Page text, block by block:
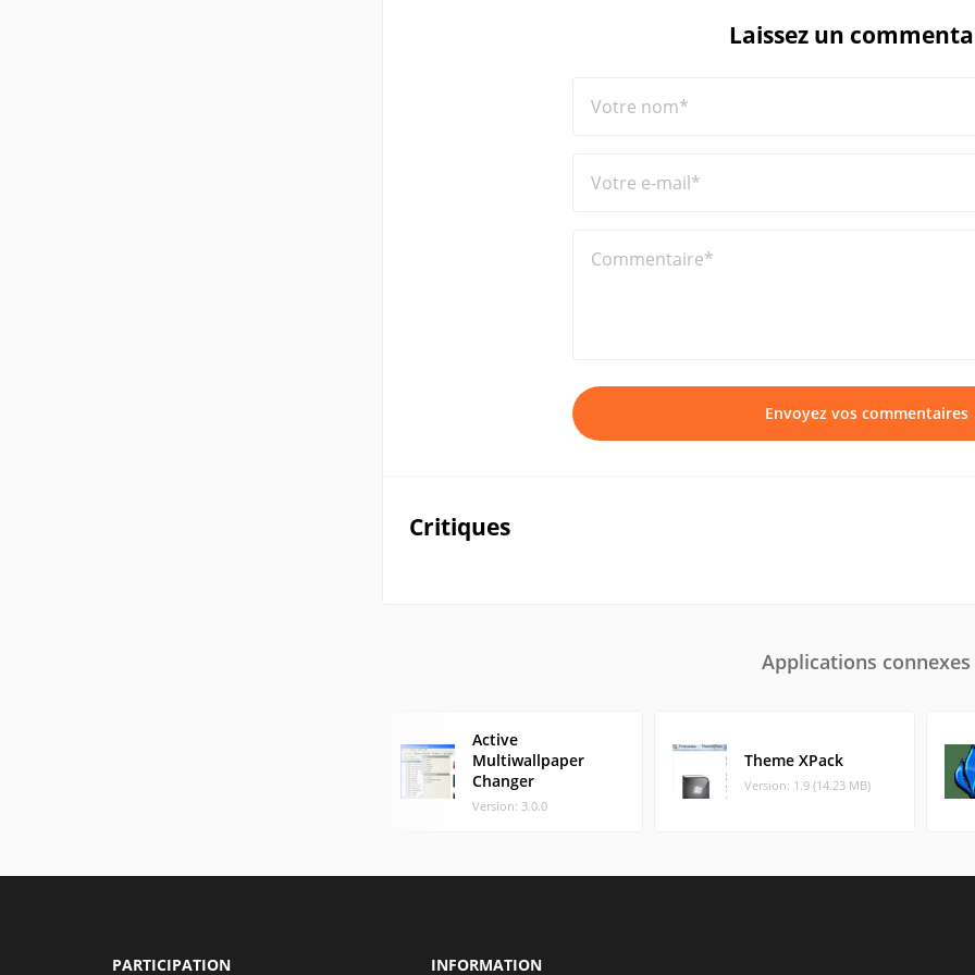
Laissez un
Votre nom*
Votre e-mail*
Commentaire*
Envoyez vos commentaires
Critiques
Applications connexes
Active
Multiwallpaper
Changer
Version: 3.0.0
Theme XPack
Version: 1.9 (14.23 MB)
PARTICIPATION INFORMATION